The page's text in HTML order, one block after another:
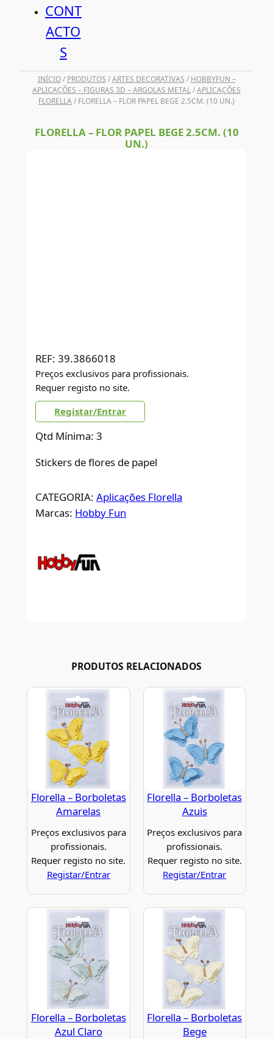
CONT
ACTO
S
INÍCIO/ PRODUTOS /ARTES DECORATIVAS / HOBBYFUN –
APLICAÇÕES – FIGURAS 3D – ARGOLAS METAL/APLICAÇÕES
FLORELLA/ FLORELLA – FLOR PAPEL BEGE 2.5CM. (10 UN.)
FLORELLA – FLOR PAPEL BEGE 2.5CM. (10
UN.)
REF: 39.3866018
Preços exclusivos para profissionais.
Requer registo no site.
Registar/Entrar
Qtd Mínima: 3
Stickers de flores de papel
CATEGORIA:Aplicações Florella
Marcas: Hobby Fun
PRODUTOS RELACIONADOS
Florella – Borboletas
Amarelas
Preços exclusivos para
profissionais.
Requer registo no site.
Registar/Entrar
Florella – Borboletas
Azuis
Preços exclusivos para
profissionais.
Requer registo no site.
Registar/Entrar
Florella – Borboletas
Azul Claro
Florella – Borboletas
Bege